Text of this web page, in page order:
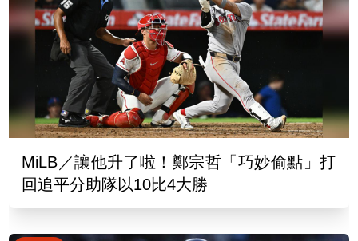
MiLB／讓他升了啦！鄭宗哲「巧妙偷點」打
回追平分助隊以10比4大勝